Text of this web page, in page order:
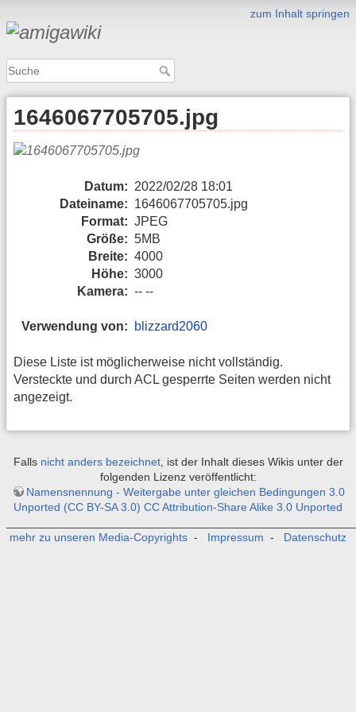
zum Inhalt springen
1646067705705.jpg
Datum: 2022/02/28 18:01
Dateiname: 1646067705705.jpg
Format: JPEG
Größe: 5MB
Breite: 4000
Höhe: 3000
Kamera: -- --
Verwendung von: blizzard2060
Diese Liste ist möglicherweise nicht vollständig.
Versteckte und durch ACL gesperrte Seiten werden nicht
angezeigt.
Falls nicht anders bezeichnet, ist der Inhalt dieses Wikis unter der
folgenden Lizenz veröffentlicht:
Namensnennung - Weitergabe unter gleichen Bedingungen 3.0
Unported (CC BY-SA 3.0) CC Attribution-Share Alike 3.0 Unported
mehr zu unseren Media-Copyrights - Impressum - Datenschutz